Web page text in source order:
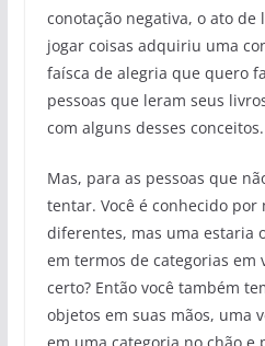
conotação negativa, o ato
jogar coisas adquiriu uma
faísca de alegria que quero
pessoas que leram seus
com alguns desses conceitos.
Mas, para as pessoas que
tentar. Você é conhecido por
diferentes, mas uma estaria
em termos de categorias em
certo? Então você também
objetos em suas mãos, uma